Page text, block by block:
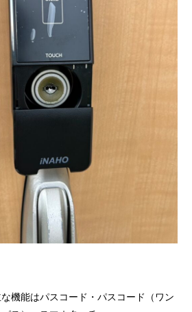
機能はパスコード・パスコード（ワン